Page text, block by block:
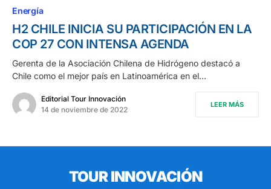
Energía
H2 CHILE INICIA SU PARTICIPACIÓN EN LA
COP 27 CON INTENSA AGENDA
Gerenta de la Asociación Chilena de Hidrógeno destacó a
Chile como el mejor país en Latinoamérica en el…
Editorial Tour Innovación
14 de noviembre de 2022
LEER MÁS
TOUR INNOVACIÓN